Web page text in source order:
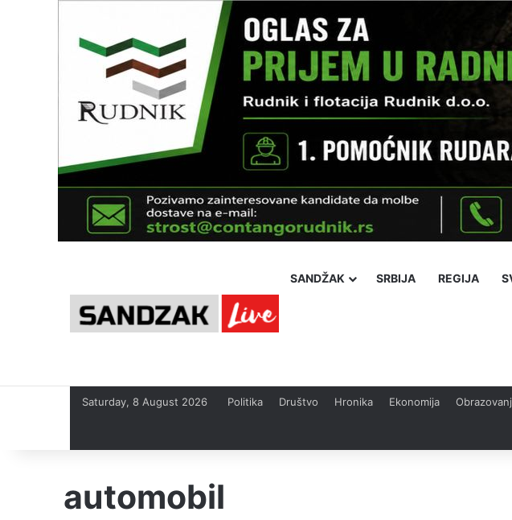
SANDŽAK SRBIJA REGIJA
Saturday, 8 August 2026 Politika Društvo Hronika Ekonomija
automobil